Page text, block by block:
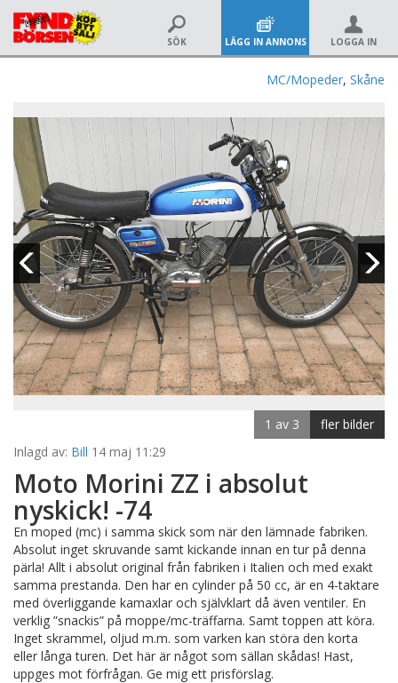
SÖK LÄGG IN ANNONS LOGGA IN
MC/Mopeder, Skåne
fler bilder
1 av 3
Inlagd av: Bill 14 maj 11:29
Moto Morini ZZ i absolut
nyskick! -74
En moped (mc) i samma skick som när den lämnade fabriken.
Absolut inget skruvande samt kickande innan en tur på denna
pärla! Allt i absolut original från fabriken i Italien och med exakt
samma prestanda. Den har en cylinder på 50 cc, är en 4-taktare
med överliggande kamaxlar och självklart då även ventiler. En
verklig ”snackis” på moppe/mc-träffarna. Samt toppen att köra.
Inget skrammel, oljud m.m. som varken kan störa den korta
eller långa turen. Det här är något som sällan skådas! Hast,
uppges mot förfrågan. Ge mig ett prisförslag.